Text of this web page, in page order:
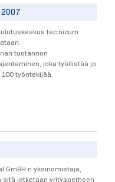
2007
tec.nicum
tuotannon
joka työllistää jo
työntekijää.
GmBH:n yksinomistaja,
jatketaan yritysperheen